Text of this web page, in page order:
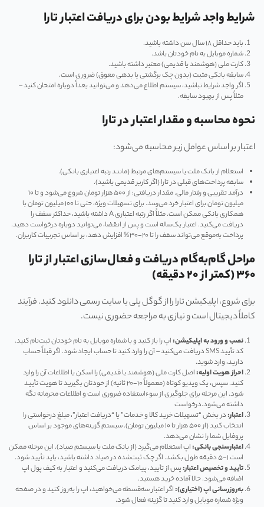
شرایط واجد شرایط بودن برای دریافت اعتبار تارا
باید حداقل ۱۸ سال سن داشته باشید.
شماره موبایل به نام خودتان باشد.
کارت ملی (هوشمند یا قدیمی) معتبر داشته باشید.
سابقه بانکی مثبت (بدون چک برگشتی یا بدهی معوق) ضروری است.
اگر واجد شرایط نباشید، سیستم اطلاع می‌دهد و می‌توانید بعداً دوباره امتحان کنید –
مثلاً پس از بهبود سابقه.
نحوه محاسبه و مقدار اعتبار در تارا
اعتبار بر اساس عوامل زیر محاسبه می‌شود:
استعلام از بانک ملت یا سیستم‌های مرتبط (مانند رتبه اعتباری بانکی).
سابقه پرداخت‌های قبلی در تارا (اگر کاربر قدیمی باشید).
درآمد تقریبی و رفتار مالی. مقدار دریافتی: از ۵۰۰ هزار تومان شروع می‌شود و تا ۱۰
میلیون تومان برای اعتبار خرد می‌رسد. برای تسهیلات ویژه، حتی تا ۱۰۰ میلیون تومان با
همکاری بانکی ممکن است. مثلاً اگر رتبه اعتباری A داشته باشید، حداکثر سقف را
دریافت می‌کنید. اعتبار یک‌ساله است و پس از انقضا، می‌توانید دوباره درخواست دهید.
پرداخت به‌موقع می‌تواند سقف را تا ۲۰-۳۰% افزایش دهد، بر اساس تجربیات کاربران.
مراحل گام‌به‌گام دریافت و فعال‌سازی اعتبار از تارا
۳۶۰ (کمتر از ۲۰ دقیقه)
برای شروع، اپلیکیشن تارا را از گوگل پلی یا سایت رسمی دانلود کنید. فرآیند
کاملاً دیجیتال است و نیازی به مراجعه حضوری نیست.
نصب و ورود به اپلیکیشن:اپ را باز کنید و با شماره موبایل به نام خودتان ثبت‌نام کنید.
کد تأیید SMS دریافت می‌کنید – آن را وارد کنید تا حساب ایجاد شود. اگر قبلاً حساب
دارید، وارد شوید.
احراز هویت اولیه:اصل کارت ملی (هوشمند یا قدیمی) را اسکن یا اطلاعات آن را وارد
کنید. سپس، یک ویدیو کوتاه (معمولاً ۱۰-۲۰ ثانیه) از خودتان بگیرید تا هویت تأیید
شود. این مرحله برای جلوگیری از سوءاستفاده ضروری است و اطلاعات محرمانه نگه
داشته می‌شود.درخواست
اعتبار:در بخش “تسهیلات خرید کالا و خدمات” یا “دریافت اعتبار”، مبلغ درخواستی را
انتخاب کنید (از ۵۰۰ هزار تا ۱۰ میلیون تومان). سیستم گزینه‌های موجود بر اساس
پروفایل شما را نشان می‌دهد.
اعتبارسنجی بانکی:اپ استعلام می‌گیرد (از بانک ملت یا سیستم صیاد). این مرحله ممکن
است ۱-۵ دقیقه طول بکشد. اگر چک ثبت‌شده در صیاد داشته باشید، باید تأیید شود.
تأیید و تخصیص اعتبار:پس از تأیید، پیامک دریافت می‌کنید و اعتبار به کیف پول اپ
اضافه می‌شود. حالا آماده خرید هستید.
به‌روزرسانی اپ (اختیاری):اگر اعتبار سه‌قسطه می‌خواهید، اپ را به‌روز کنید و در صفحه
ویژه شماره موبایل وارد کنید تا گزینه فعال شود.